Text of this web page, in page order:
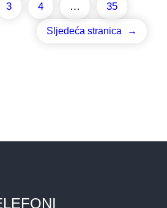
3 4 … 35
Sljedeća stranica →